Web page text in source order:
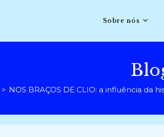
Sobre nós
> NOS BRAÇOS DE CLIO: a influência da